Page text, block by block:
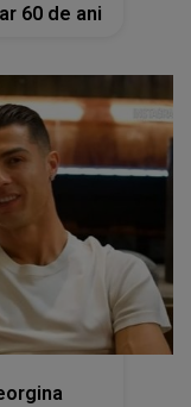
60 de ani